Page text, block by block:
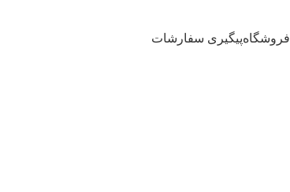
فروشگاهپیگیری سفارشات